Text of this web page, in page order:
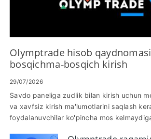
Olymptrade hisob
bosqichma-bosqich kirish
29/07/2026
Savdo paneliga zudlik bilan kirish uchun
va xavfsiz kirish ma'lumotlarini saqlash
foydalanuvchilar ko'pincha mos